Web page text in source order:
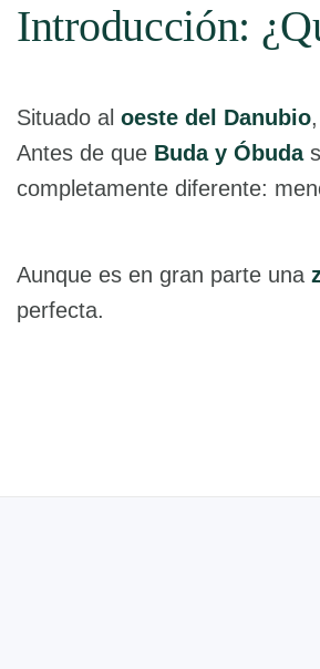
Introducción:
Situado al oeste del Danubio
Antes de que Buda y Óbuda
completamente diferente:
Aunque es en gran parte una
perfecta.